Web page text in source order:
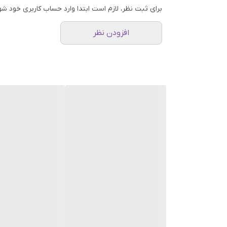
برای ثبت نظر، لازم است ابتدا وارد حساب کاربری خود
افزودن نظر